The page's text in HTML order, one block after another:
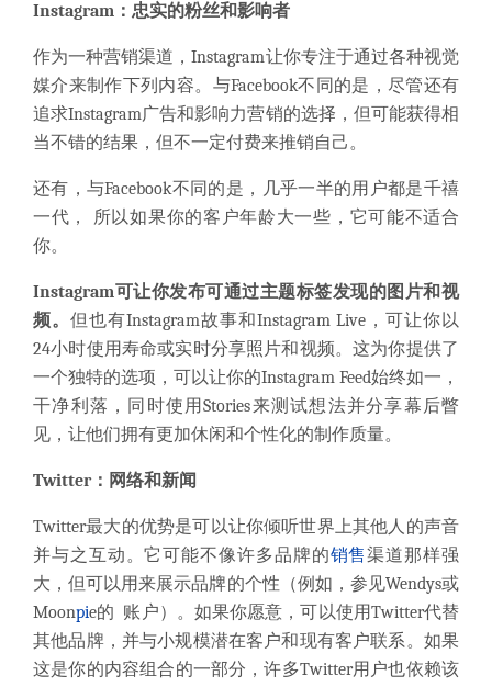
Instagram：忠实的粉丝和影响者
作为一种营销渠道，Instagram让你专注于通过各种视觉
媒介来制作下列内容。与Facebook不同的是，尽管还有
追求Instagram广告和影响力营销的选择，但可能获得相
当不错的结果，但不一定付费来推销自己。
还有，与Facebook不同的是，几乎一半的用户都是千禧
一代， 所以如果你的客户年龄大一些，它可能不适合
你。
Instagram可让你发布可通过主题标签发现的图片和视
频。 但也有Instagram故事和Instagram Live，可让你以
24小时使用寿命或实时分享照片和视频。这为你提供了
一个独特的选项，可以让你的Instagram Feed始终如一，
干净利落，同时使用Stories来测试想法并分享幕后瞥
见，让他们拥有更加休闲和个性化的制作质量。
Twitter：网络和新闻
Twitter最大的优势是可以让你倾听世界上其他人的声音
并与之互动。它可能不像许多品牌的销售渠道那样强
大，但可以用来展示品牌的个性（例如，参见Wendys或
Moonpie的 账户）。如果你愿意，可以使用Twitter代替
其他品牌，并与小规模潜在客户和现有客户联系。如果
这是你的内容组合的一部分，许多Twitter用户也依赖该